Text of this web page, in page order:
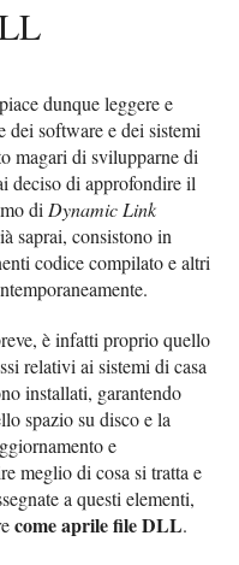
dunque leggere e
dei software e dei sistemi
magari di svilupparne di
deciso di approfondire il
di Dynamic Link
saprai, consistono in
codice compilato e altri
è infatti proprio quello
relativi ai sistemi di casa
installati, garantendo
spazio su disco e la
e
meglio di cosa si tratta e
a questi elementi,
come aprile file DLL.